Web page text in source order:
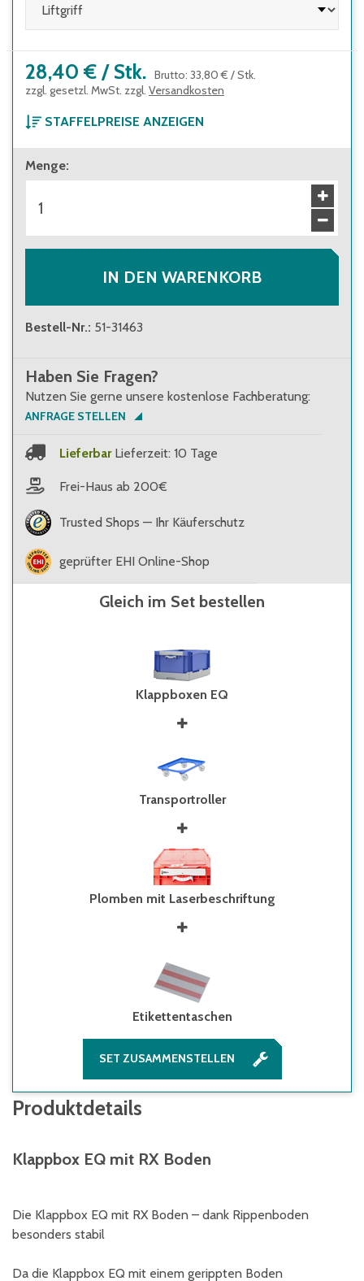
28,40 € / Stk. Brutto: 33,80 € /Stk.
zzgl. gesetzl. MwSt. zzgl. Versandkosten
STAFFELPREISE ANZEIGEN
ab 1 Stück
28,40 €
ab 10 Stück
27,90 €
ab 100 Stück
Menge:
IN DEN WARENKORB
Bestell-Nr.: 51-31463
Haben Sie Fragen?
Nutzen Sie gerne unsere kostenlose Fachberatung:
ANFRAGE STELLEN
Lieferbar Lieferzeit: 10 Tage
Frei-Haus ab 200€
Trusted Shops — Ihr Käuferschutz
geprüfter EHI Online-Shop
Gleich im Set bestellen
Klappboxen EQ
Transportroller
Plomben mit Laserbeschriftung
Etikettentaschen
SET ZUSAMMENSTELLEN
Produktdetails
Klappbox EQ mit RX Boden
Die Klappbox EQ mit RX Boden – dank Rippenboden
besonders stabil
Da die Klappbox EQ mit einem gerippten Boden